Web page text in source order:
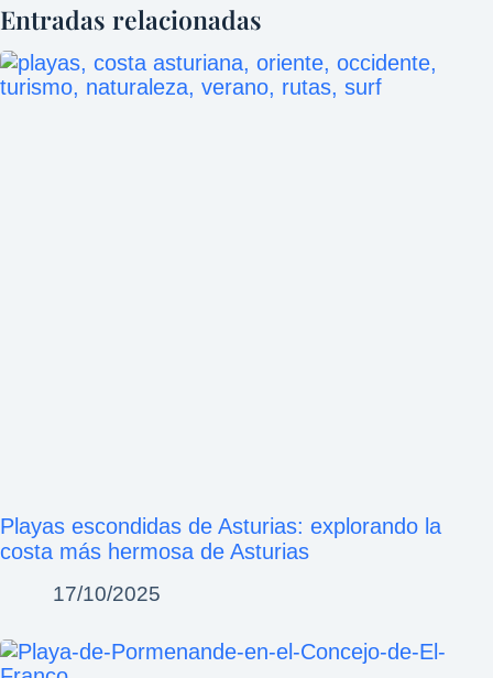
Entradas relacionadas
Playas escondidas de Asturias: explorando la
costa más hermosa de Asturias
17/10/2025